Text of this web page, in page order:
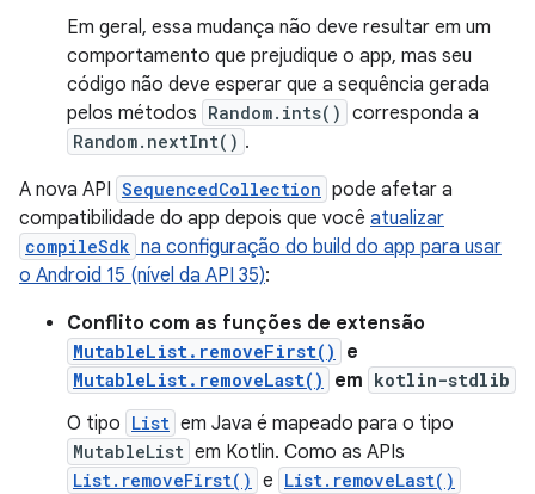
Em geral, essa mudança não deve resultar em um
comportamento que prejudique o app, mas seu
código não deve esperar que a sequência gerada
pelos métodos Random.ints() corresponda a
Random.nextInt() .
A nova API SequencedCollection pode afetar a
compatibilidade do app depois que você atualizar
compileSdk na configuração do build do app para usar
o Android 15 (nível da API 35):
Conflito com as funções de extensão
MutableList.removeFirst() e
MutableList.removeLast() em kotlin-stdlib
O tipo List em Java é mapeado para o tipo
MutableList em Kotlin. Como as APIs
List.removeFirst() e List.removeLast()